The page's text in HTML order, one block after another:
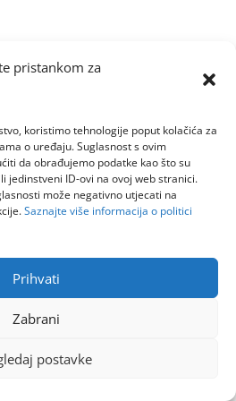
pristankom za
koristimo tehnologije poput kolačića za
o uređaju. Suglasnost s ovim
da obrađujemo podatke kao što su
jedinstveni ID-ovi na ovoj web stranici.
može negativno utjecati na
Saznajte više informacija o politici
Prihvati
Zabrani
postavke